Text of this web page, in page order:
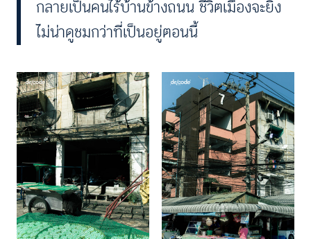
กลายเป็นคนไร้บ้านข้างถนน ชีวิตเมืองจะยิ่ง
ไม่น่าดูชมกว่าที่เป็นอยู่ตอนนี้